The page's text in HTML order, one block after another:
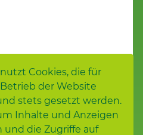
Cookies, die für
der Website
stets gesetzt werden.
Inhalte und Anzeigen
und die Zugriffe auf